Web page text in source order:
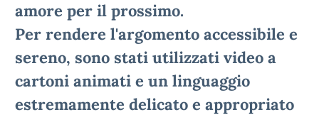
amore per il prossimo.
Per rendere l'argomento accessibile e
sereno, sono stati utilizzati video a
cartoni animati e un linguaggio
estremamente delicato e appropriato